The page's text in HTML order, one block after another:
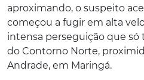
aproximando, o suspeito
começou a fugir em alta
intensa perseguição que só
do Contorno Norte,
Andrade, em Maringá.